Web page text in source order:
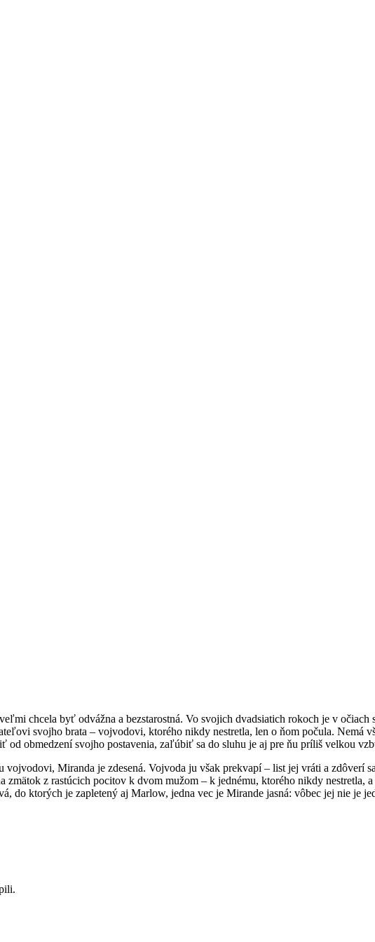
chcela byť odvážna a bezstarostná. Vo svojich dvadsiatich rokoch je v očiach
svojho brata – vojvodovi, ktorého nikdy nestretla, len o ňom počula. Nemá
obmedzení svojho postavenia, zaľúbiť sa do sluhu je aj pre ňu príliš velkou
Miranda je zdesená. Vojvoda ju však prekvapí – list jej vráti a zdôverí
zmätok z rastúcich pocitov k dvom mužom – k jednému, ktorého nikdy nestretla,
do ktorých je zapletený aj Marlow, jedna vec je Mirande jasná: vôbec jej nie je